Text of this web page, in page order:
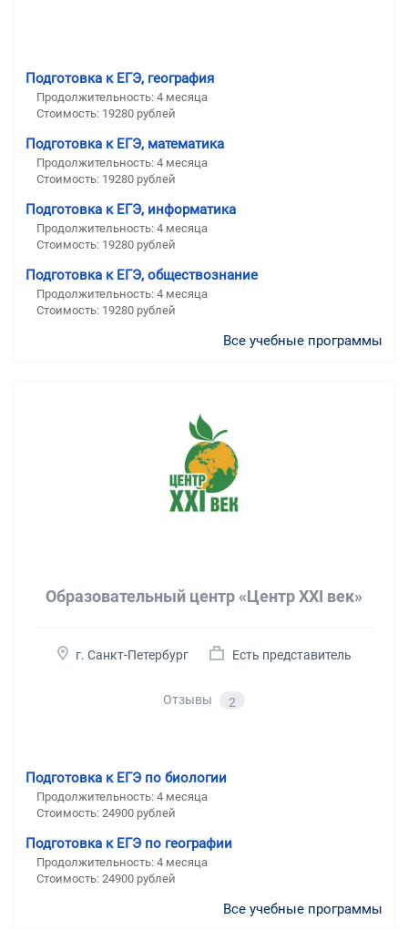
Подготовка к ЕГЭ, география
Продолжительность: 4 месяца
Стоимость: 19280 рублей
Подготовка к ЕГЭ, математика
Продолжительность: 4 месяца
Стоимость: 19280 рублей
Подготовка к ЕГЭ, информатика
Продолжительность: 4 месяца
Стоимость: 19280 рублей
Подготовка к ЕГЭ, обществознание
Продолжительность: 4 месяца
Стоимость: 19280 рублей
Все учебные программы
Образовательный центр «Центр XXI век»
г. Санкт-Петербург Есть представитель
Отзывы 2
Подготовка к ЕГЭ по биологии
Продолжительность: 4 месяца
Стоимость: 24900 рублей
Подготовка к ЕГЭ по географии
Продолжительность: 4 месяца
Стоимость: 24900 рублей
Все учебные программы